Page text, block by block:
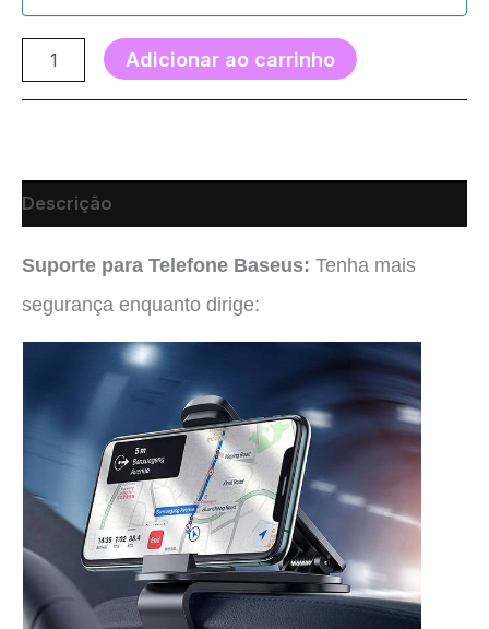
Adicionar ao carrinho
Descrição
Suporte para Telefone Baseus: Tenha mais
segurança enquanto dirige: